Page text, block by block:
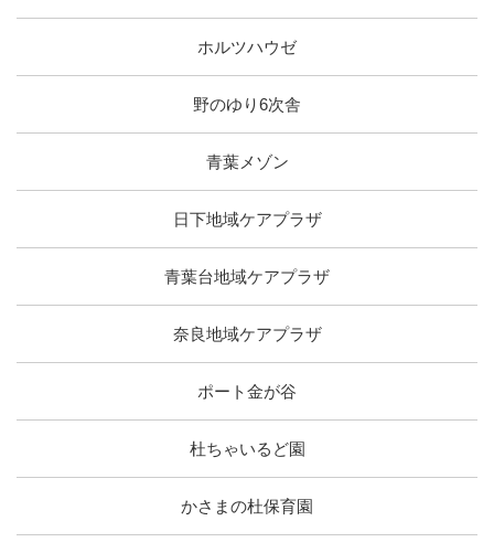
ホルツハウゼ
野のゆり6次舎
青葉メゾン
日下地域ケアプラザ
青葉台地域ケアプラザ
奈良地域ケアプラザ
ポート金が谷
杜ちゃいるど園
かさまの杜保育園